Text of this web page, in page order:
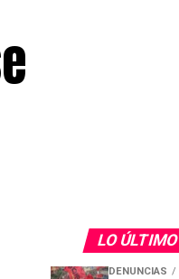
LO ÚLTIMO
DENUNCIAS